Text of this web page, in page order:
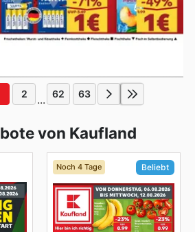
2 ... 62 63
von Kaufland
Noch 4 Tage Beliebt